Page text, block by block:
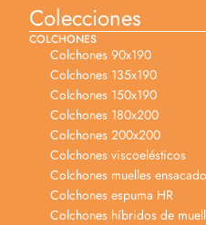
Colecciones
COLCHONES
Colchones 90x190
Colchones 135x190
Colchones 150x190
Colchones 180x200
Colchones 200x200
Colchones viscoelésticos
Colchones muelles
Colchones espuma HR
Colchones híbridos de